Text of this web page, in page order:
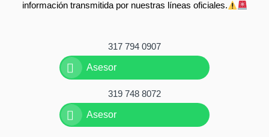
información transmitida por nuestras líneas oficiales.
317 794 0907
Asesor
319 748 8072
Asesor